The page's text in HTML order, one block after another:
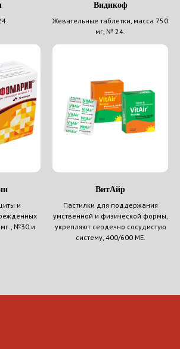
Видикоф
Жевательные таблетки, масса 750
мг, № 24.
и
мг., №30 и
ВитАйр
Пастилки для поддержания
умственной и физической формы,
укрепляют сердечно сосудистую
систему, 400/600 МЕ.